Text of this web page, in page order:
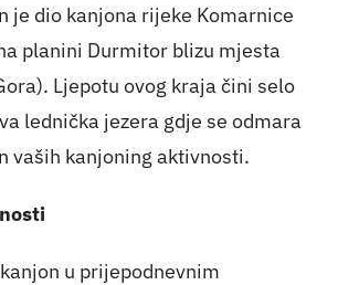
je dio kanjona rijeke Komarnice
planini Durmitor blizu mjesta
Ljepotu ovog kraja čini selo
lednička jezera gdje se odmara
vaših kanjoning aktivnosti.
u prijepodnevnim